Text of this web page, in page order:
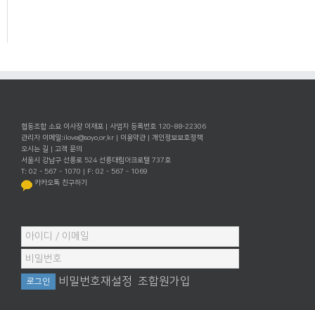
협동조합 소요 이사장 이재포 | 사업자 등록번호 120-88-22306
관리자 이메일:ilove@soyo.or.kr | 이용약관 | 개인정보보호정책
오시는 길 | 고객 문의
서울시 강남구 선릉로 524 선릉대림아크로텔 737호
T: 02 - 567 - 1070 | F: 02 - 567 - 1069
카카오톡 친구하기
비밀번호재설정 조합원가입